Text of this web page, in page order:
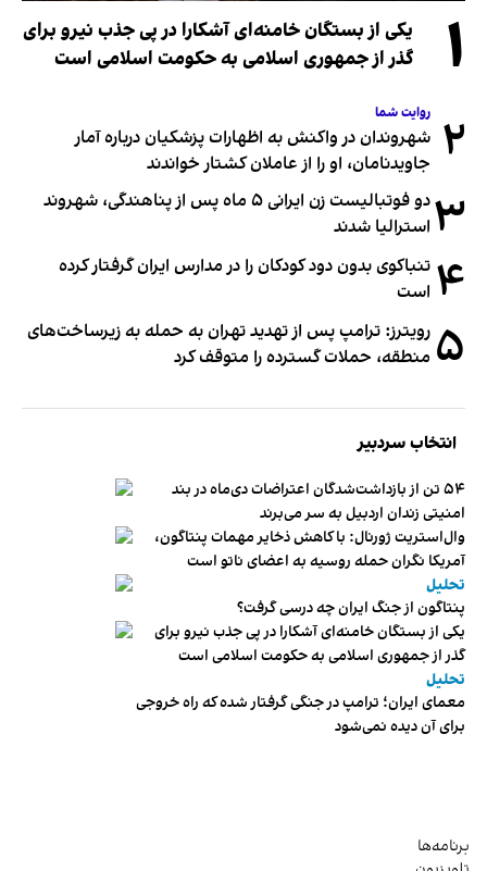
۱
یکی از بستگان خامنه‌ای آشکارا در پی جذب نیرو برای
گذر از جمهوری اسلامی به حکومت اسلامی است
۲ روایت شما
شهروندان در واکنش به اظهارات پزشکیان درباره آمار
جاویدنامان، او را از عاملان کشتار خواندند
۳
دو فوتبالیست زن ایرانی ۵ ماه پس از پناهندگی، شهروند
استرالیا شدند
۴ تنباکوی بدون دود کودکان را در مدارس ایران گرفتار کرده
است
۵ رویترز: ترامپ پس از تهدید تهران به حمله به زیرساخت‌های
منطقه، حملات گسترده را متوقف کرد
انتخاب سردبیر
۵۴ تن از بازداشت‌شدگان اعتراضات دی‌ماه در بند
امنیتی زندان اردبیل به سر می‌برند
وال‌استریت ژورنال: با کاهش ذخایر مهمات پنتاگون،
آمریکا نگران حمله روسیه به اعضای ناتو‌ است
تحلیل
پنتاگون از جنگ ایران چه درسی گرفت؟
یکی از بستگان خامنه‌ای آشکارا در پی جذب نیرو برای
گذر از جمهوری اسلامی به حکومت اسلامی است
تحلیل
معمای ایران؛ ترامپ در جنگی گرفتار شده که راه خروجی
برای آن دیده نمی‌شود
برنامه‌ها